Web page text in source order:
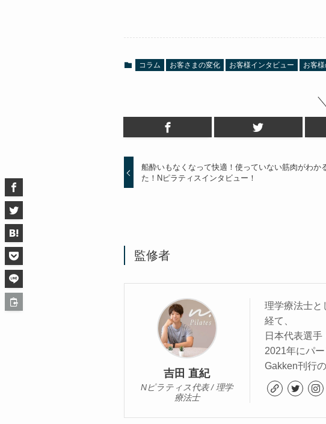
コラム お客さまの変化 お客様インタビュー お客
船酔いもなくなって快適！使っていない筋肉がわか
た！Nピラティスインタビュー！
監修者
吉田 直紀
Nピラティス代表 / 理学
療法士
理学療法士と
経て、
日本代表選手
2021年にパ
Gakken刊行